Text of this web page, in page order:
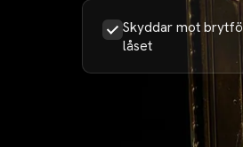
Skyddar mot
låset